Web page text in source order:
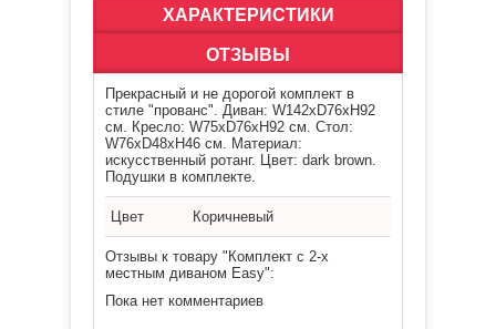
ХАРАКТЕРИСТИКИ
ОТЗЫВЫ
Прекрасный и не дорогой комплект в
стиле "прованс". Диван: W142xD76xH92
см. Кресло: W75xD76xH92 см. Стол:
W76xD48xH46 см. Материал:
искусственный ротанг. Цвет: dark brown.
Подушки в комплекте.
Цвет Коричневый
Отзывы к товару "Комплект с 2-х
местным диваном Easy":
Пока нет комментариев